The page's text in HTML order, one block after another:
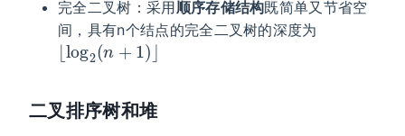
完全二叉树：采用顺序存储结构既简单又节省空
间，具有n个结点的完全二叉树的深度为
⌊log2(n+1)⌋
二叉排序树和堆